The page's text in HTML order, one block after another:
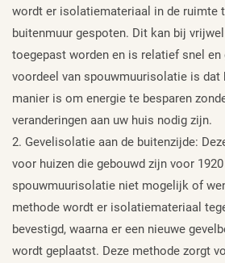
wordt er isolatiemateriaal in de ruimte
buitenmuur gespoten. Dit kan bij
toegepast worden en is relatief snel
voordeel van spouwmuurisolatie is dat
manier is om energie te besparen
veranderingen aan uw huis nodig zijn.
2. Gevelisolatie aan de buitenzijde:
voor huizen die gebouwd zijn voor
spouwmuurisolatie niet mogelijk of
methode wordt er isolatiemateriaal
bevestigd, waarna er een nieuwe
wordt geplaatst. Deze methode zorgt